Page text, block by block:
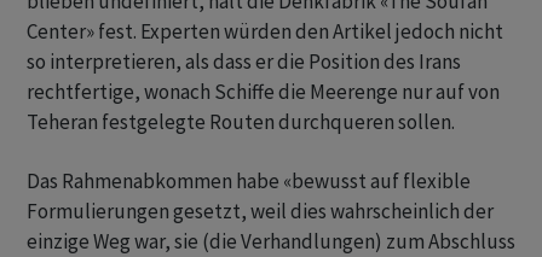
Center» fest. Experten würden den Artikel jedoch nicht
so interpretieren, als dass er die Position des Irans
rechtfertige, wonach Schiffe die Meerenge nur auf von
Teheran festgelegte Routen durchqueren sollen.
Das Rahmenabkommen habe «bewusst auf flexible
Formulierungen gesetzt, weil dies wahrscheinlich der
einzige Weg war, sie (die Verhandlungen) zum Abschluss